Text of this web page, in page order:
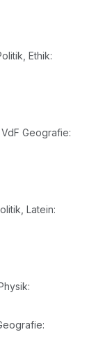
Ethik:
Geo­gra­fie:
Latein: